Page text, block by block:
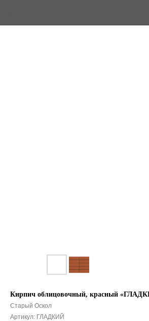
Кирпич облицовочный, красный
Старый Оскол
Артикул: ГЛАДКИЙ